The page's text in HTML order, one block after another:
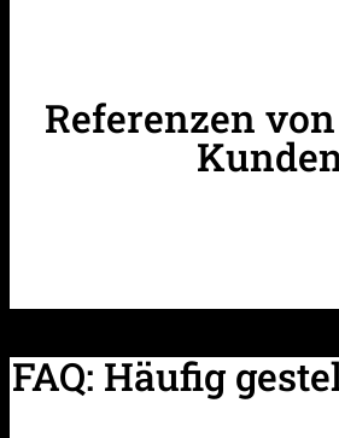
Referenzen
FAQ: Häufig